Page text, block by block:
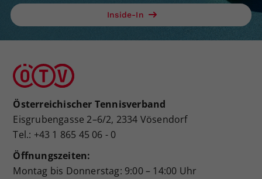
Inside-In
Österreichischer Tennisverband
Eisgrubengasse 2–6/2, 2334 Vösendorf
Tel.: +43 1 865 45 06 - 0
Öffnungszeiten:
Montag bis Donnerstag: 9:00 – 14:00 Uhr